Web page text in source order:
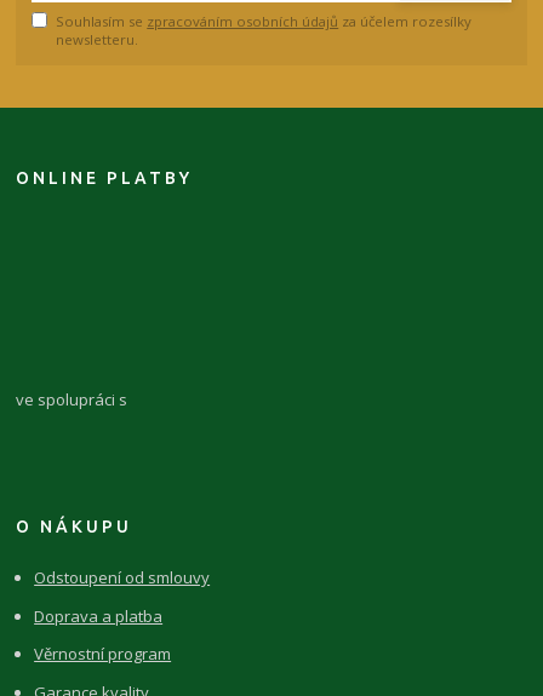
Souhlasím se zpracováním osobních údajů za účelem rozesílky
newsletteru.
ONLINE PLATBY
ve spolupráci s
O NÁKUPU
Odstoupení od smlouvy
Doprava a platba
Věrnostní program